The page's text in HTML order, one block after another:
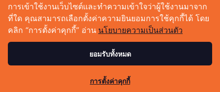
Sustainable
Videos
Podcast
© Copyright 2026 :Techsauce All rights reserved.
การเข้าใช้งานเว็บไซต์และทำความเข้าใจว่าผู้ใช้งานมาจาก
ที่ใด คุณสามารถเลือกตั้งค่าความยินยอมการใช้คุกกี้ได้ โดย
คลิก “การตั้งค่าคุกกี้” อ่าน นโยบายความเป็นส่วนตัว
ยอมรับทั้งหมด
การตั้งค่าคุกกี้